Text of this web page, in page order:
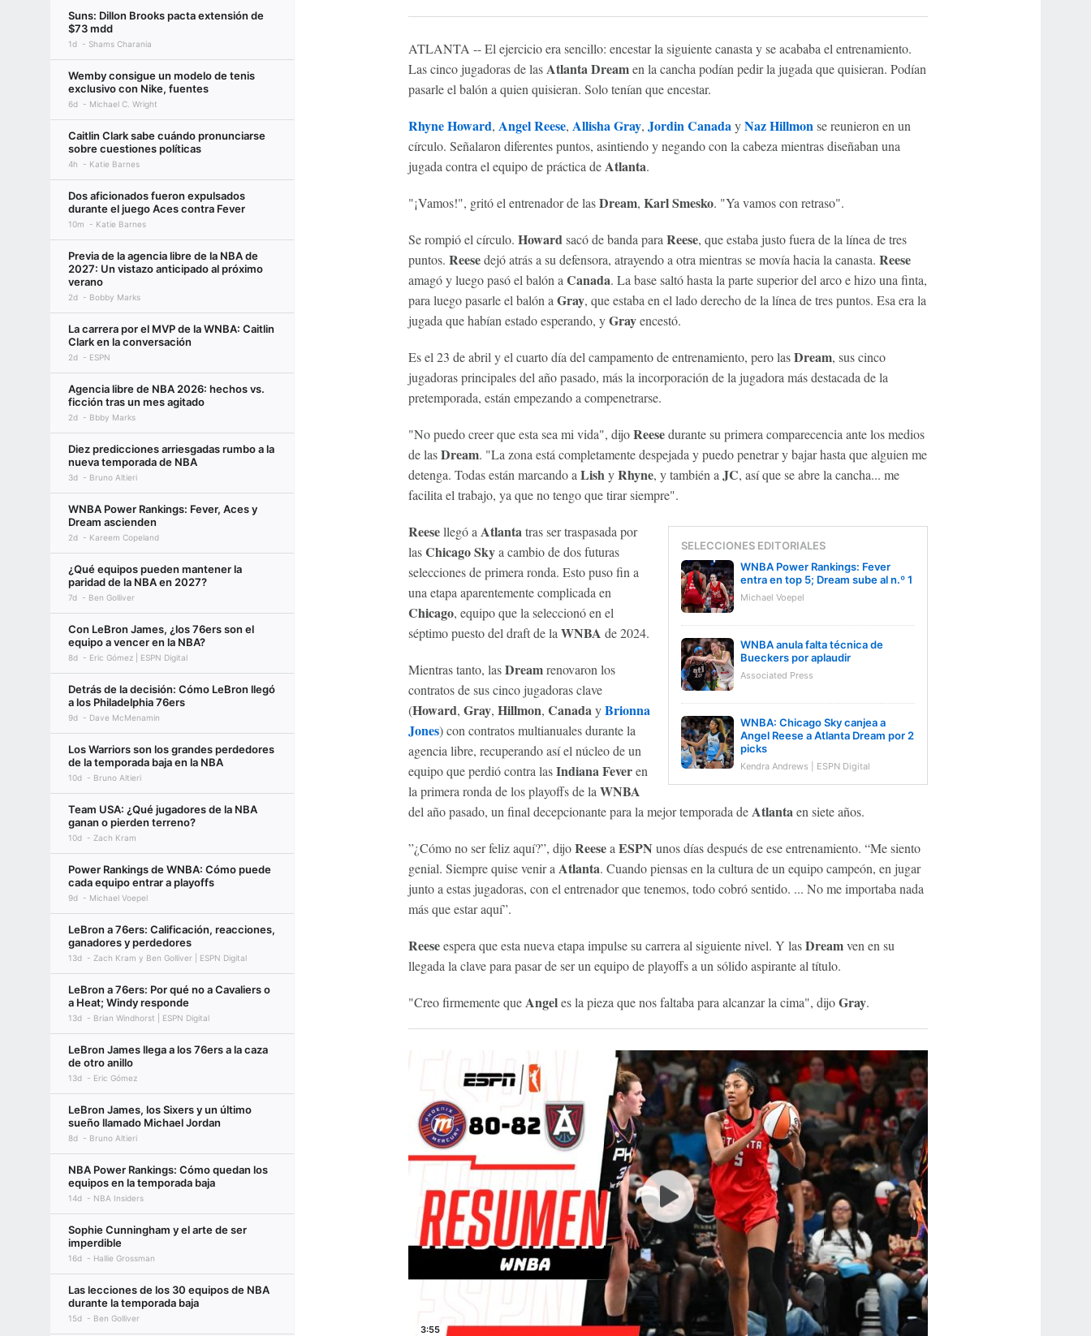
Suns: Dillon Brooks pacta extensión de
$73 mdd
1d Shams Charania
Wemby consigue un modelo de tenis
exclusivo con Nike, fuentes
6d Michael C. Wright
Caitlin Clark sabe cuándo pronunciarse
sobre cuestiones políticas
4h Katie Barnes
Dos aficionados fueron expulsados
durante el juego Aces contra Fever
10m Katie Barnes
Previa de la agencia libre de la NBA de
2027: Un vistazo anticipado al próximo
verano
2d Bobby Marks
La carrera por el MVP de la WNBA: Caitlin
Clark en la conversación
2d ESPN
Agencia libre de NBA 2026: hechos vs.
ficción tras un mes agitado
2d Bbby Marks
Diez predicciones arriesgadas rumbo a la
nueva temporada de NBA
3d Bruno Altieri
WNBA Power Rankings: Fever, Aces y
Dream ascienden
2d Kareem Copeland
¿Qué equipos pueden mantener la
paridad de la NBA en 2027?
7d Ben Golliver
Con LeBron James, ¿los 76ers son el
equipo a vencer en la NBA?
8d Eric Gómez | ESPN Digital
Detrás de la decisión: Cómo LeBron llegó
a los Philadelphia 76ers
9d Dave McMenamin
Los Warriors son los grandes perdedores
de la temporada baja en la NBA
10d Bruno Altieri
Team USA: ¿Qué jugadores de la NBA
ganan o pierden terreno?
10d Zach Kram
Power Rankings de WNBA: Cómo puede
cada equipo entrar a playoffs
9d Michael Voepel
LeBron a 76ers: Calificación, reacciones,
ganadores y perdedores
13d Zach Kram y Ben Golliver | ESPN Digital
LeBron a 76ers: Por qué no a Cavaliers o
a Heat; Windy responde
13d Brian Windhorst | ESPN Digital
LeBron James llega a los 76ers a la caza
de otro anillo
13d Eric Gómez
LeBron James, los Sixers y un último
sueño llamado Michael Jordan
8d Bruno Altieri
NBA Power Rankings: Cómo quedan los
equipos en la temporada baja
14d NBA Insiders
Sophie Cunningham y el arte de ser
imperdible
16d Hallie Grossman
Las lecciones de los 30 equipos de NBA
durante la temporada baja
15d Ben Golliver
ATLANTA -- El ejercicio era sencillo: encestar la siguiente canasta y se acababa el entrenamiento.
Las cinco jugadoras de lasAtlanta Dreamen la cancha podían pedir la jugada que quisieran. Podían
pasarle el balón a quien quisieran. Solo tenían que encestar.
Rhyne Howard, Angel Reese, Allisha Gray, Jordin Canada yNaz Hillmon se reunieron en un
círculo. Señalaron diferentes puntos, asintiendo y negando con la cabeza mientras diseñaban una
jugada contra el equipo de práctica deAtlanta.
"¡Vamos!", gritó el entrenador de lasDream, Karl Smesko. "Ya vamos con retraso".
Se rompió el círculo. Howard sacó de banda para Reese, que estaba justo fuera de la línea de tres
puntos. Reesedejó atrás a su defensora, atrayendo a otra mientras se movía hacia la canasta. Reese
amagó y luego pasó el balón a Canada. La base saltó hasta la parte superior del arco e hizo una finta,
para luego pasarle el balón a Gray, que estaba en el lado derecho de la línea de tres puntos. Esa era la
jugada que habían estado esperando, yGrayencestó.
Es el 23 de abril y el cuarto día del campamento de entrenamiento, pero lasDream, sus cinco
jugadoras principales del año pasado, más la incorporación de la jugadora más destacada de la
pretemporada, están empezando a compenetrarse.
"No puedo creer que esta sea mi vida", dijoReesedurante su primera comparecencia ante los medios
de lasDream. "La zona está completamente despejada y puedo penetrar y bajar hasta que alguien me
detenga. Todas están marcando a Lish yRhyne, y también a JC, así que se abre la cancha... me
facilita el trabajo, ya que no tengo que tirar siempre".
SELECCIONES EDITORIALES
WNBA Power Rankings: Fever
entra en top 5; Dream sube al n.º 1
Michael Voepel
WNBA anula falta técnica de
Bueckers por aplaudir
Associated Press
WNBA: Chicago Sky canjea a
Angel Reese a Atlanta Dream por 2
picks
Kendra Andrews | ESPN Digital
Reesellegó a Atlanta tras ser traspasada por
lasChicago Skya cambio de dos futuras
selecciones de primera ronda. Esto puso fin a
una etapa aparentemente complicada en
Chicago, equipo que la seleccionó en el
séptimo puesto del draft de la WNBA de 2024.
Mientras tanto, lasDreamrenovaron los
contratos de sus cinco jugadoras clave
(Howard, Gray, Hillmon, Canada yBrionna
Jones) con contratos multianuales durante la
agencia libre, recuperando así el núcleo de un
equipo que perdió contra lasIndiana Feveren
la primera ronda de los playoffs de la WNBA
del año pasado, un final decepcionante para la mejor temporada deAtlanta en siete años.
”¿Cómo no ser feliz aquí?”, dijoReesea ESPN unos días después de ese entrenamiento. “Me siento
genial. Siempre quise venir a Atlanta. Cuando piensas en la cultura de un equipo campeón, en jugar
junto a estas jugadoras, con el entrenador que tenemos, todo cobró sentido. ... No me importaba nada
más que estar aquí”.
Reeseespera que esta nueva etapa impulse su carrera al siguiente nivel. Y lasDreamven en su
llegada la clave para pasar de ser un equipo de playoffs a un sólido aspirante al título.
"Creo firmemente queAngeles la pieza que nos faltaba para alcanzar la cima", dijoGray.
3:55